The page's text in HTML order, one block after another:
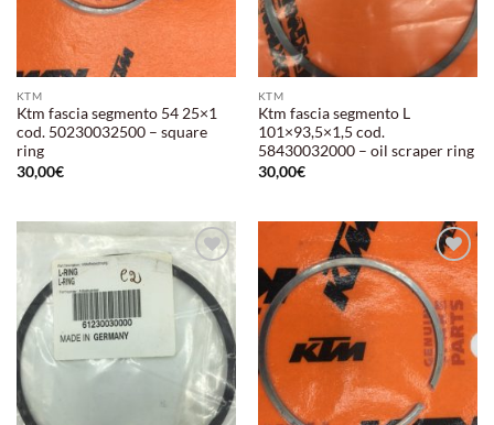
KTM
Ktm fascia segmento 54 25×1
cod. 50230032500 – square
ring
30,00€
KTM
Ktm fascia segmento L
101×93,5×1,5 cod.
58430032000 – oil scraper ring
30,00€
Aggiungi
alla lista
dei
desideri
Aggiungi
alla lista
dei
desideri